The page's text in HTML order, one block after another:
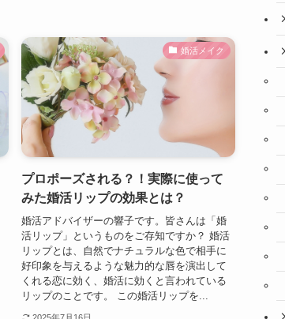
婚活メイク
プロポーズされる？！実際に使って
みた婚活リップの効果とは？
婚活アドバイザーの響子です。皆さんは「婚
活リップ」というものをご存知ですか？ 婚活
リップとは、自然でナチュラルな色で相手に
好印象を与えるような魅力的な唇を演出して
くれる恋に効く、婚活に効くと言われている
リップのことです。 この婚活リップを...